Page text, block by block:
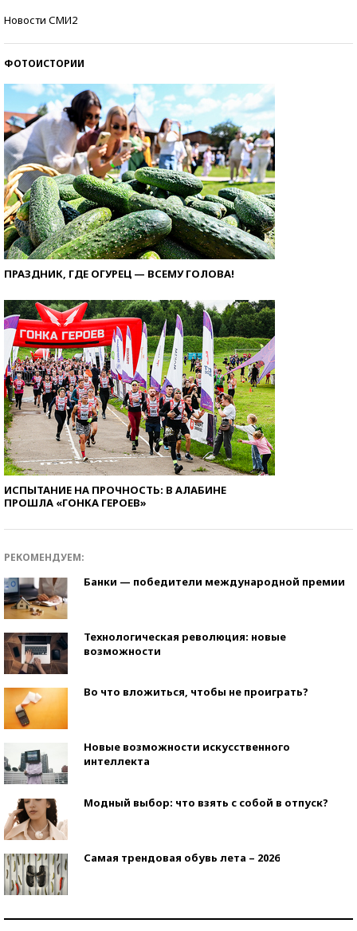
Новости СМИ2
ФОТОИСТОРИИ
ПРАЗДНИК, ГДЕ ОГУРЕЦ — ВСЕМУ ГОЛОВА!
ИСПЫТАНИЕ НА ПРОЧНОСТЬ: В АЛАБИНЕ
ПРОШЛА «ГОНКА ГЕРОЕВ»
РЕКОМЕНДУЕМ:
Банки — победители международной премии
Технологическая революция: новые
возможности
Во что вложиться, чтобы не проиграть?
Новые возможности искусственного
интеллекта
Модный выбор: что взять с собой в отпуск?
Самая трендовая обувь лета – 2026